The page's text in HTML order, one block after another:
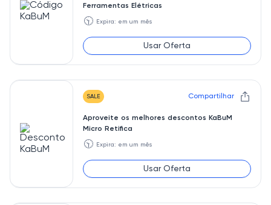
Ferramentas Elétricas
🕥 Expira: em um mês
Usar Oferta
SALE Compartilhar
Aproveite os melhores descontos KaBuM
Micro Retifica
🕥 Expira: em um mês
Usar Oferta